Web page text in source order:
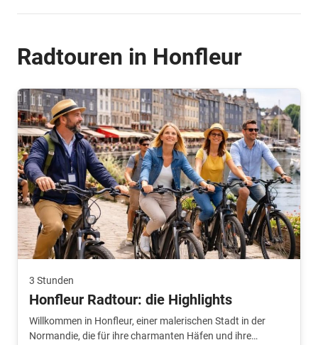
Radtouren in Honfleur
3 Stunden
Honfleur Radtour: die Highlights
Willkommen in Honfleur, einer malerischen Stadt in der
Normandie, die für ihre charmanten Häfen und ihre